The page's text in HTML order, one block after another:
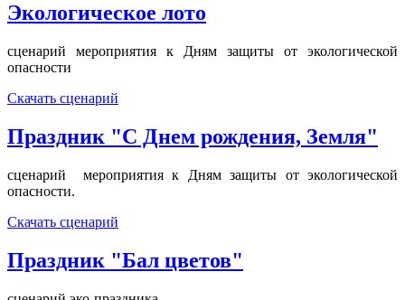
Экологическое лото
сценарий мероприятия к Дням защиты от экологической
опасности
Скачать сценарий
Праздник "С Днем рождения, Земля"
сценарий мероприятия к Дням защиты от экологической
опасности.
Скачать сценарий
Праздник "Бал цветов"